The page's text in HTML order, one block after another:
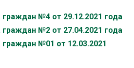
граждан №4 от 29.12.2021 года
граждан №2 от 27.04.2021 года
граждан №01 от 12.03.2021